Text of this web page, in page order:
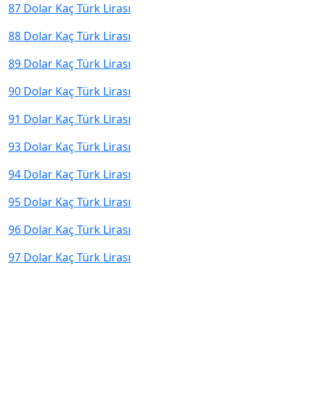
87 Dolar Kaç Türk Lirası
88 Dolar Kaç Türk Lirası
89 Dolar Kaç Türk Lirası
90 Dolar Kaç Türk Lirası
91 Dolar Kaç Türk Lirası
93 Dolar Kaç Türk Lirası
94 Dolar Kaç Türk Lirası
95 Dolar Kaç Türk Lirası
96 Dolar Kaç Türk Lirası
97 Dolar Kaç Türk Lirası